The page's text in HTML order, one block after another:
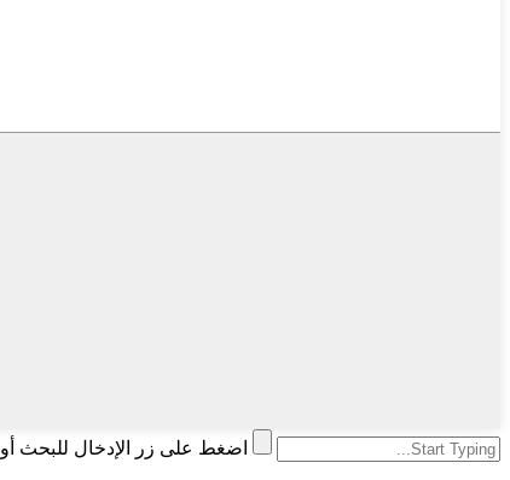
اضغط على زر الإدخال للبحث أو ESC للإغلاق